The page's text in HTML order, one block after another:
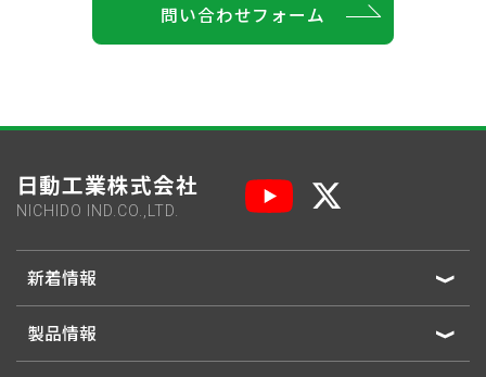
問い合わせフォーム
日動工業株式会社
NICHIDO IND.CO.,LTD.
新着情報
製品情報